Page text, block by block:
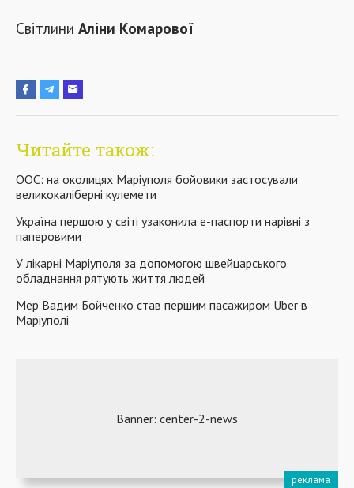
Світлини Аліни Комарової
Читайте також:
ООС: на околицях Маріуполя бойовики застосували
великокаліберні кулемети
Україна першою у світі узаконила е-паспорти нарівні з
паперовими
У лікарні Маріуполя за допомогою швейцарського
обладнання рятують життя людей
Мер Вадим Бойченко став першим пасажиром Uber в
Маріуполі